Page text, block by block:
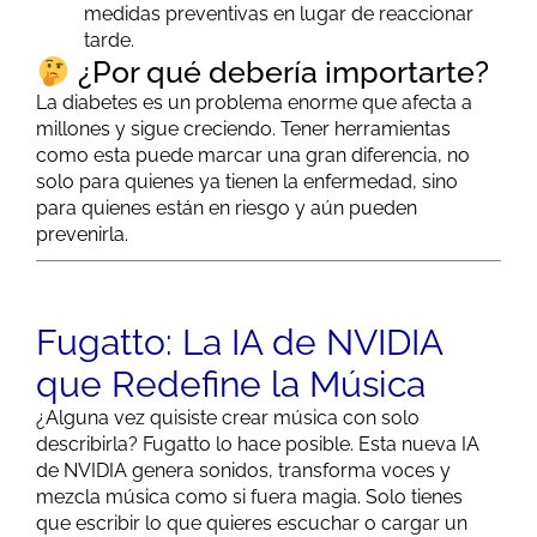
medidas preventivas en lugar de reaccionar
tarde.
¿Por qué debería importarte?
La diabetes es un problema enorme que afecta a
millones y sigue creciendo. Tener herramientas
como esta puede marcar una gran diferencia, no
solo para quienes ya tienen la enfermedad, sino
para quienes están en riesgo y aún pueden
prevenirla.
Fugatto: La IA de NVIDIA
que Redefine la Música
¿Alguna vez quisiste crear música con solo
describirla? Fugatto lo hace posible. Esta nueva IA
de NVIDIA genera sonidos, transforma voces y
mezcla música como si fuera magia. Solo tienes
que escribir lo que quieres escuchar o cargar un